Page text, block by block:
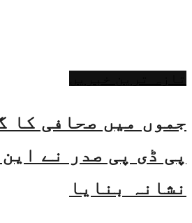
جموں میں صحافی کا
پی ڈی پی صدر نے
نشانہ بنایا